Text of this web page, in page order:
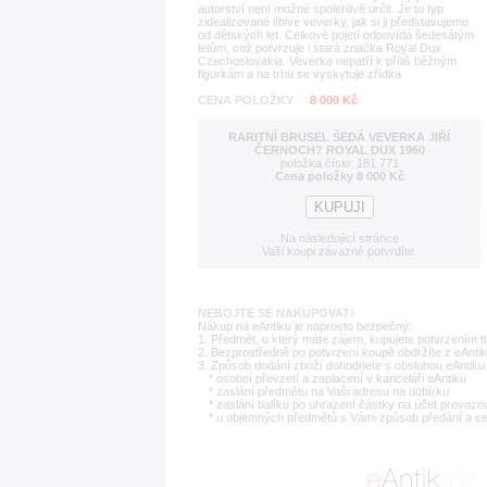
autorství není možné spolehlivě určit. Je to typ
zidealizované líbivé veverky, jak si ji představujeme
od dětských let. Celkové pojetí odpovídá šedesátým
letům, což potvrzuje i stará značka Royal Dux
Czechoslovakia. Veverka nepatří k příliš běžným
figurkám a na trhu se vyskytuje zřídka
CENA POLOŽKY
8 000 Kč
RARITNÍ BRUSEL ŠEDÁ VEVERKA JIŘÍ
ČERNOCH? ROYAL DUX 1960
položka číslo: 181 771
Cena položky 8 000 Kč
Na následující stránce
Vaši koupi závazně potvrdíte.
NEBOJTE SE NAKUPOVAT!
Nákup na eAntiku je naprosto bezpečný:
1. Předmět, o který máte zájem, kupujete potvrzením
2. Bezprostředně po potvrzení koupě obdržíte z
3. Způsob dodání zboží dohodnete s obsluhou
* osobní převzetí a zaplacení v kanceláři eAntiku
* zaslání předmětu na Vaši adresu na dobírku
* zaslání balíku po uhrazení částky na účet
* u objemných předmětů s Vámi způsob předání a